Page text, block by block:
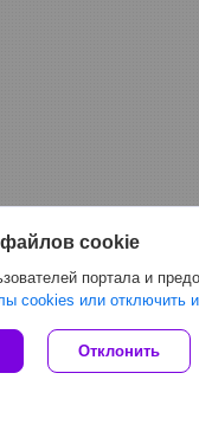
cookie
портала и
cookies или отключить
Отклонить